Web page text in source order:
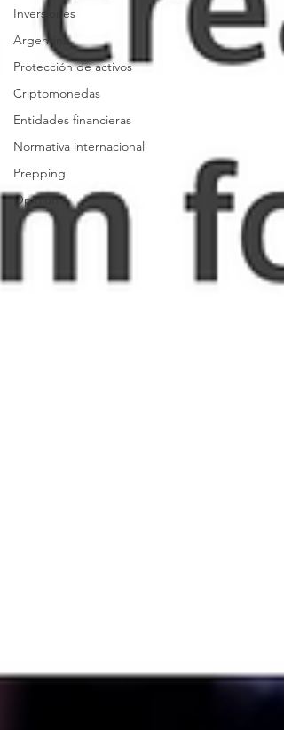
Inversiones
Argentina
Protección de activos
Criptomonedas
Entidades financieras
Normativa internacional
Prepping
Opinión